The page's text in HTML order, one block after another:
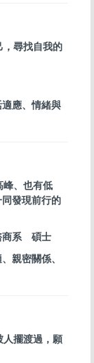
尋找自我的
應、情緒與
、也有低
發現前行的
商系 碩士
親密關係、
擺渡過，願